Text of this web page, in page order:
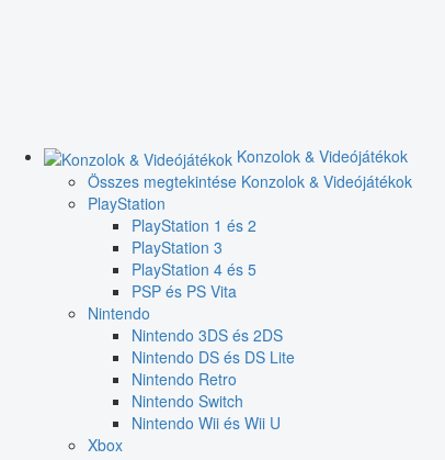
Konzolok & Videójátékok
Összes megtekintése Konzolok & Videójátékok
PlayStation
PlayStation 1 és 2
PlayStation 3
PlayStation 4 és 5
PSP és PS Vita
Nintendo
Nintendo 3DS és 2DS
Nintendo DS és DS Lite
Nintendo Retro
Nintendo Switch
Nintendo Wii és Wii U
Xbox